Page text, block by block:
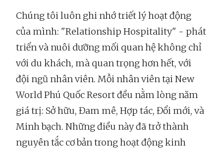
Chúng tôi luôn ghi nhớ triết lý hoạt động
của mình: "Relationship Hospitality" - phát
triển và nuôi dưỡng mối quan hệ không chỉ
với du khách, mà quan trọng hơn hết, với
đội ngũ nhân viên. Mỗi nhân viên tại New
World Phú Quốc Resort đều nằm lòng năm
giá trị: Sở hữu, Đam mê, Hợp tác, Đổi mới, và
Minh bạch. Những điều này đã trở thành
nguyên tắc cơ bản trong hoạt động kinh